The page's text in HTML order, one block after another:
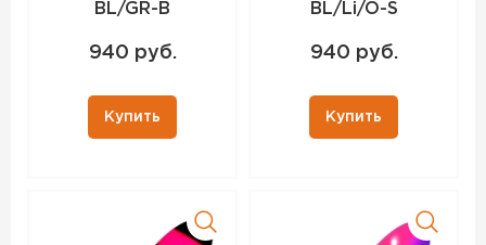
BL/GR-B
940 руб.
Купить
BL/Li/O-S
940 руб.
Купить